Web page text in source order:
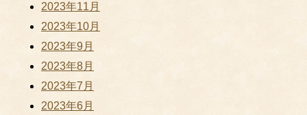
2023年11月
2023年10月
2023年9月
2023年8月
2023年7月
2023年6月